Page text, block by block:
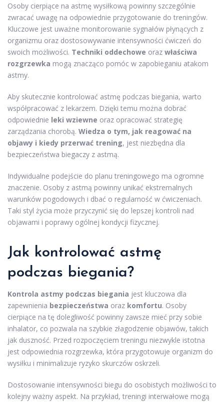
Osoby cierpiące na astmę wysiłkową powinny szczególnie
zwracać uwagę na odpowiednie przygotowanie do treningów.
Kluczowe jest uważne monitorowanie sygnałów płynących z
organizmu oraz dostosowywanie intensywności ćwiczeń do
swoich możliwości. Techniki oddechowe oraz właściwa
rozgrzewka mogą znacząco pomóc w zapobieganiu atakom
astmy.
Aby skutecznie kontrolować astmę podczas biegania, warto
współpracować z lekarzem. Dzięki temu można dobrać
odpowiednie leki wziewne oraz opracować strategię
zarządzania chorobą. Wiedza o tym, jak reagować na
objawy i kiedy przerwać trening, jest niezbędna dla
bezpieczeństwa biegaczy z astmą.
Indywidualne podejście do planu treningowego ma ogromne
znaczenie. Osoby z astmą powinny unikać ekstremalnych
warunków pogodowych i dbać o regularność w ćwiczeniach.
Taki styl życia może przyczynić się do lepszej kontroli nad
objawami i poprawy ogólnej kondycji fizycznej.
Jak kontrolować astmę
podczas biegania?
Kontrola astmy podczas biegania jest kluczowa dla
zapewnienia bezpieczeństwa oraz komfortu. Osoby
cierpiące na tę dolegliwość powinny zawsze mieć przy sobie
inhalator, co pozwala na szybkie złagodzenie objawów, takich
jak duszność. Przed rozpoczęciem treningu niezwykle istotna
jest odpowiednia rozgrzewka, która przygotowuje organizm do
wysiłku i minimalizuje ryzyko skurczów oskrzeli.
Dostosowanie intensywności biegu do osobistych możliwości to
kolejny ważny aspekt. Na przykład, treningi interwałowe mogą